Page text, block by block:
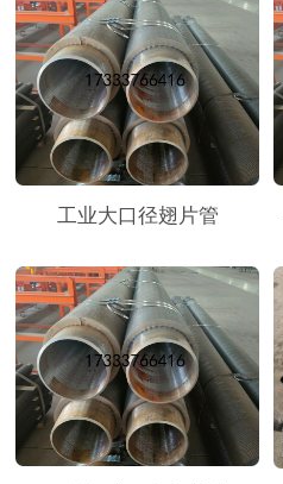
工业大口径翅片管